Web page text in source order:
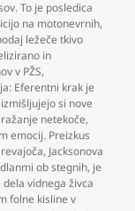
To je posledica
na motonevrnih,
ležeče tkivo
in
v PŽS,
Eferentni krak je
izmišljujejo si nove
netekoče,
emocij. Preizkus
, Jacksonova
ob stegnih, je
vidnega živca
folne kisline v